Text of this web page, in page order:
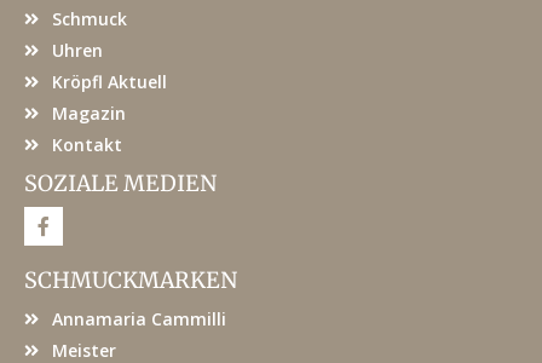
Schmuck
Uhren
Kröpfl Aktuell
Magazin
Kontakt
SOZIALE MEDIEN
F
a
e
b
o
SCHMUCKMARKEN
Annamaria Cammilli
Meister